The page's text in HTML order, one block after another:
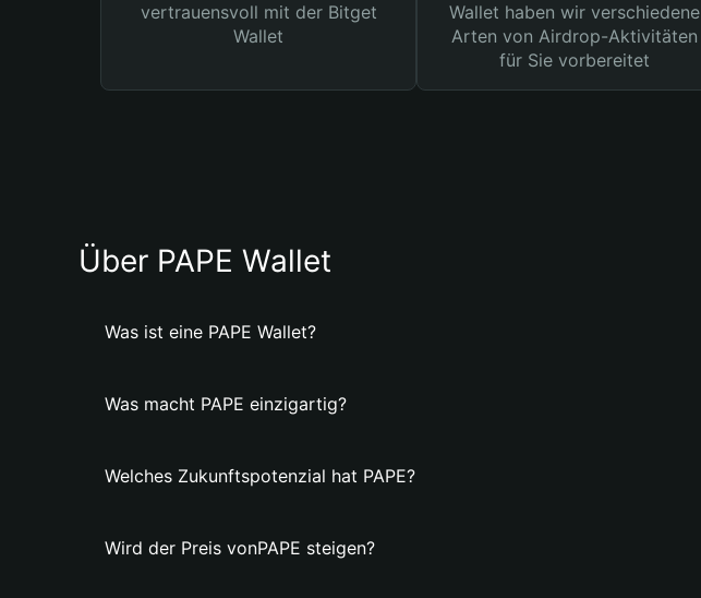
vertrauensvoll mit der Bitget
Wallet
Wallet haben wir verschiedene
Arten von Airdrop-Aktivitäten
für Sie vorbereitet
Über PAPE Wallet
Was ist eine PAPE Wallet?
Was macht PAPE einzigartig?
Welches Zukunftspotenzial hat PAPE?
Wird der Preis vonPAPE steigen?